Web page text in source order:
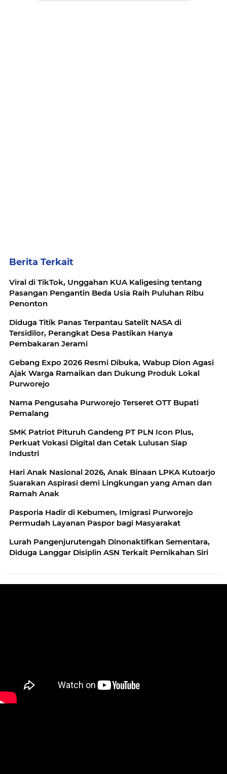
Berita Terkait
Viral di TikTok, Unggahan KUA Kaligesing tentang
Pasangan Pengantin Beda Usia Raih Puluhan Ribu
Penonton
Diduga Titik Panas Terpantau Satelit NASA di
Tersidilor, Perangkat Desa Pastikan Hanya
Pembakaran Jerami
Gebang Expo 2026 Resmi Dibuka, Wabup Dion Agasi
Ajak Warga Ramaikan dan Dukung Produk Lokal
Purworejo
Nama Pengusaha Purworejo Terseret OTT Bupati
Pemalang
SMK Patriot Pituruh Gandeng PT PLN Icon Plus,
Perkuat Vokasi Digital dan Cetak Lulusan Siap
Industri
Hari Anak Nasional 2026, Anak Binaan LPKA Kutoarjo
Suarakan Aspirasi demi Lingkungan yang Aman dan
Ramah Anak
Pasporia Hadir di Kebumen, Imigrasi Purworejo
Permudah Layanan Paspor bagi Masyarakat
Lurah Pangenjurutengah Dinonaktifkan Sementara,
Diduga Langgar Disiplin ASN Terkait Pernikahan Siri